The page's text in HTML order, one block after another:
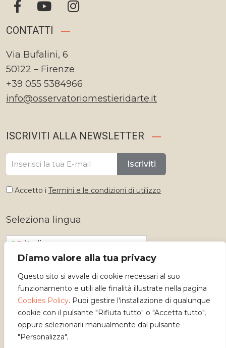
Diamo valore alla tua privacy
Questo sito si avvale di cookie necessari al suo
funzionamento e utili alle finalità illustrate nella pagina
Cookies Policy. Puoi gestire l'installazione di qualunque
cookie con il pulsante "Rifiuta tutto" o "Accetta tutto",
oppure selezionarli manualmente dal pulsante
"Personalizza".
CONTATTI
Via Bufalini, 6
50122 – Firenze
+39 055 5384966
info@osservatoriomestieridarte.it
ISCRIVITI ALLA NEWSLETTER
Iscriviti
Accetto i Termini e le condizioni di utilizzo
Seleziona lingua
Italiano
Copyright 2026 - Osservatorio dei Mestieri d'Arte